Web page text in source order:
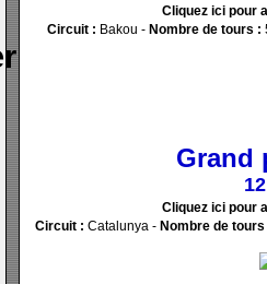
Cliquez ici pour
Circuit : Bakou - Nombre de tours :
Grand
Cliquez ici pour
Circuit : Catalunya - Nombre de tours